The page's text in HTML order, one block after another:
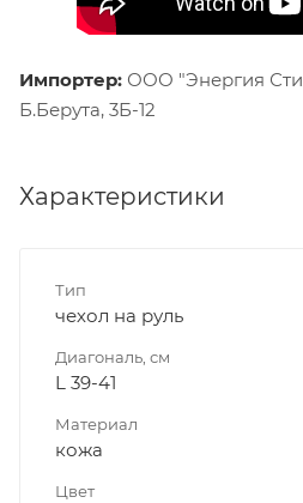
Импортер: ООО "Энергия
Б.Берута, 3Б-12
Характеристики
Тип
чехол на руль
Диагональ, см
L 39-41
Материал
кожа
Цвет